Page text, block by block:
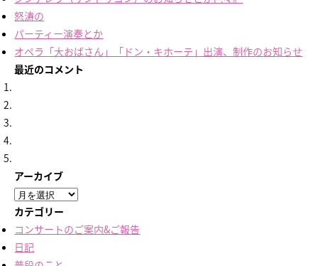
怒涛の
パーティー演奏とか
オペラ「大おばさん」「ドン・キホーテ」出演、制作のお知らせ
最近のコメント
アーカイブ
ア
ー
カ
イ
カテゴリー
コンサートのご案内&ご報告
日記